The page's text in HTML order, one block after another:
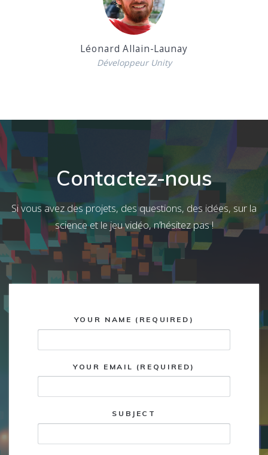
Léonard Allain-Launay
Développeur Unity
Contactez-nous
Si vous avez des projets, des questions, des idées, sur la
science et le jeu vidéo, n’hésitez pas !
YOUR NAME (REQUIRED)
YOUR EMAIL (REQUIRED)
SUBJECT